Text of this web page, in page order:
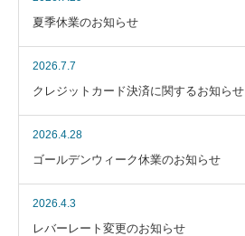
夏季休業のお知らせ
2026.7.7
クレジットカード決済に関するお知らせ
2026.4.28
ゴールデンウィーク休業のお知らせ
2026.4.3
レバーレート変更のお知らせ